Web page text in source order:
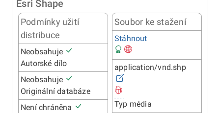
Esri Shape
Podmínky užití
distribuce
Neobsahuje
Autorské dílo
Neobsahuje
Originální databáze
Není chráněna
Soubor ke stažení
Stáhnout
application/vnd.shp
Typ média